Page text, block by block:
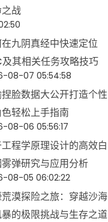
战
九阴真经中快速定位
及其相关任务攻略技巧
08-07 05:54:58
脸数据大公开打造个性
轻松上手指南
08-06 05:56:17
程学原理设计的高效白
弹研究与应用分析
08-05 06:02:22
漠探险之旅：穿越沙海
的极限挑战与生存之道